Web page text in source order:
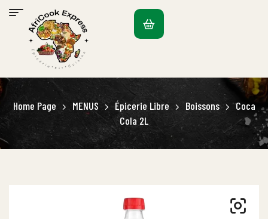
Home Page MENUS Épicerie Libre Boissons
Coca
Cola 2L